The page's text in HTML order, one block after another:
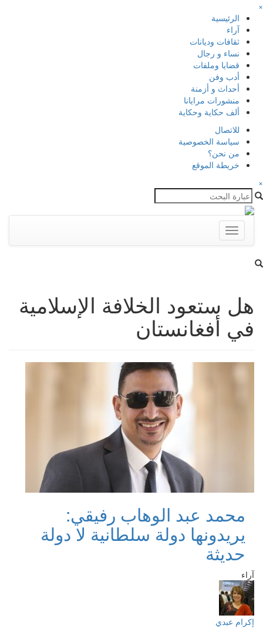
×
الرئيسية
آراء
ثقافات وديانات
نساء و رجال
قضايا وملفات
أدب وفن
أحداث و أزمنة
منشورات مرايانا
ألف حكاية وحكاية
للاتصال
سياسة الخصوصية
من نحن؟
خريطة الموقع
×
Toggle
navigation
هل ستعود الخلافة الإسلامية
في أفغانستان
محمد عبد الوهاب رفيقي:
يريدونها دولة سلطانية لا دولة
حديثة
آراء
إكرام عبدي